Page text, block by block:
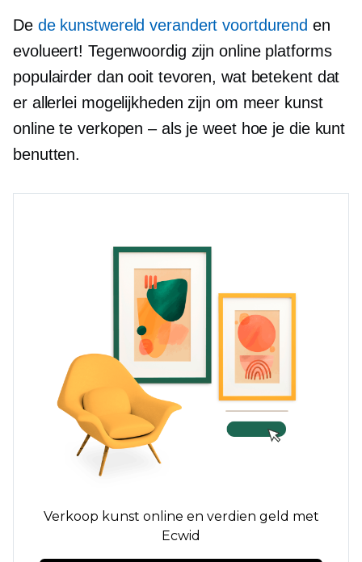
De de kunstwereld verandert voortdurend en
evolueert! Tegenwoordig zijn online platforms
populairder dan ooit tevoren, wat betekent dat
er allerlei mogelijkheden zijn om meer kunst
online te verkopen – als je weet hoe je die kunt
benutten.
Verkoop kunst online en verdien geld met
Ecwid